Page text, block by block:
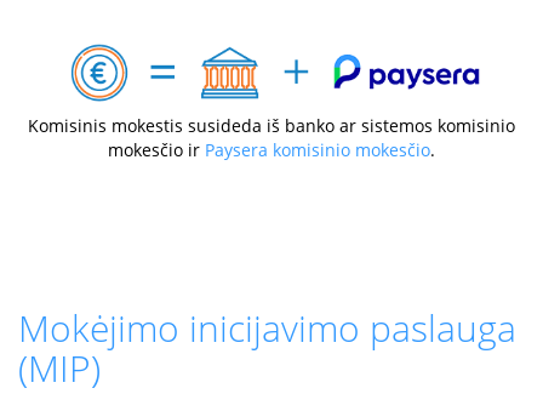
Komisinis mokestis susideda iš banko ar sistemos komisinio
mokesčio ir Paysera komisinio mokesčio.
Mokėjimo inicijavimo paslauga
(MIP)